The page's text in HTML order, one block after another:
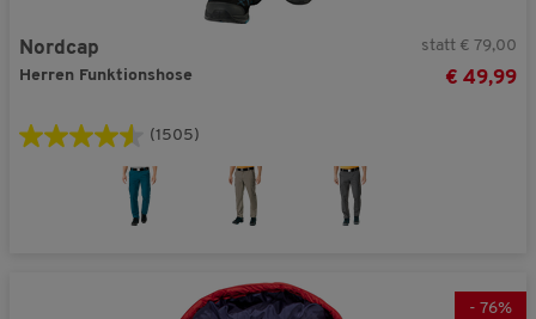
Nordcap
Herren Funktionshose
statt € 79,00
€ 49,99
(1505)
- 76%